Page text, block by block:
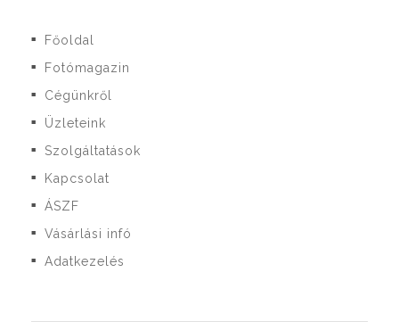
■ Főoldal
■ Fotómagazin
■ Cégünkről
■ Üzleteink
■ Szolgáltatások
■ Kapcsolat
■ ÁSZF
■ Vásárlási infó
■ Adatkezelés